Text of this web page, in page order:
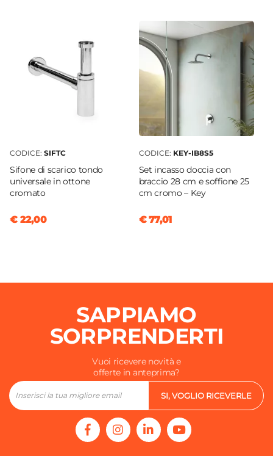
CODICE: SIFTC
Sifone di scarico tondo
universale in ottone
cromato
€ 22,00
CODICE: KEY-IB8S5
Set incasso doccia con
braccio 28 cm e soffione 25
cm cromo – Key
€ 77,01
SAPPIAMO
SORPRENDERTI
Vuoi ricevere novità e
offerte in anteprima?
SI, VOGLIO RICEVERLE